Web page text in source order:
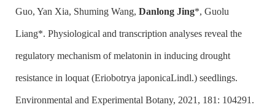
Guo, Yan Xia, Shuming Wang, Danlong Jing*, Guolu
Liang*. Physiological and transcription analyses reveal the
regulatory mechanism of melatonin in inducing drought
resistance in loquat (Eriobotrya japonicaLindl.) seedlings.
Environmental and Experimental Botany, 2021, 181: 104291.